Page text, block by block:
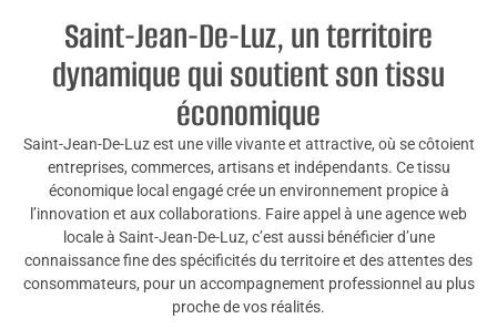
Saint-Jean-De-Luz, un territoire
dynamique qui soutient son tissu
économique
Saint-Jean-De-Luz est une ville vivante et attractive, où se côtoient
entreprises, commerces, artisans et indépendants. Ce tissu
économique local engagé crée un environnement propice à
l’innovation et aux collaborations. Faire appel à une agence web
locale à Saint-Jean-De-Luz, c’est aussi bénéficier d’une
connaissance fine des spécificités du territoire et des attentes des
consommateurs, pour un accompagnement professionnel au plus
proche de vos réalités.